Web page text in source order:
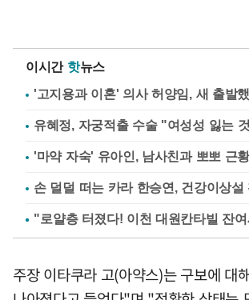
이시간 핫뉴스
'고지용과 이혼' 의사 허양임, 새 출발
유혜정, 자궁적출 수술 "여성성 잃는
'마약 자숙' 유아인, 남사친과 뽀뽀 근
손 덜덜 떠는 카라 한승연, 건강이상설
주장 이타쿠라 고(아약스)는 구보에 대